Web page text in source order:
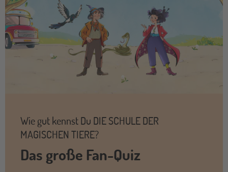
Wie gut kennst Du DIE SCHULE DER
MAGISCHEN TIERE?
Das große Fan-Quiz